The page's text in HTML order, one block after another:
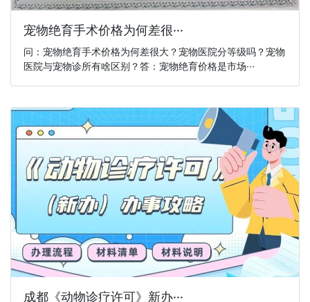
宠物绝育手术价格为何差很···
问：宠物绝育手术价格为何差很大？宠物医院分等级吗？宠物
医院与宠物诊所有啥区别？答：宠物绝育价格是市场···
成都《动物诊疗许可》新办···